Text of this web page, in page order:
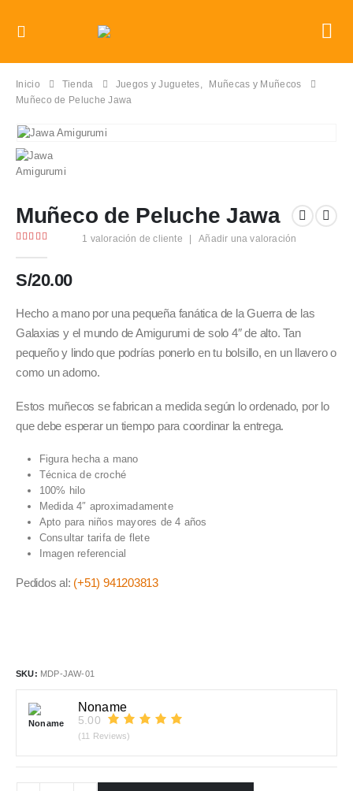
Inicio Tienda Juegos y Juguetes,
Muñecas y Muñecos
Muñeco de Peluche Jawa
Muñeco de Peluche Jawa
1 valoración de cliente | Añadir una valoración
S/20.00
Hecho a mano por una pequeña fanática de la Guerra de las
Galaxias y el mundo de Amigurumi de solo 4″ de alto. Tan
pequeño y lindo que podrías ponerlo en tu bolsillo, en un llavero o
como un adorno.
Estos muñecos se fabrican a medida según lo ordenado, por lo
que debe esperar un tiempo para coordinar la entrega.
Figura hecha a mano
Técnica de croché
100% hilo
Medida 4″ aproximadamente
Apto para niños mayores de 4 años
Consultar tarifa de flete
Imagen referencial
Pedidos al: (+51) 941203813
SKU: MDP-JAW-01
Noname
5.00
(11 Reviews)